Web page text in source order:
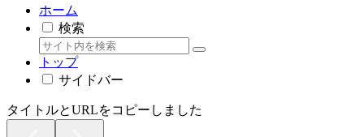
ホーム
検索
トップ
サイドバー
タイトルとURLをコピーしました